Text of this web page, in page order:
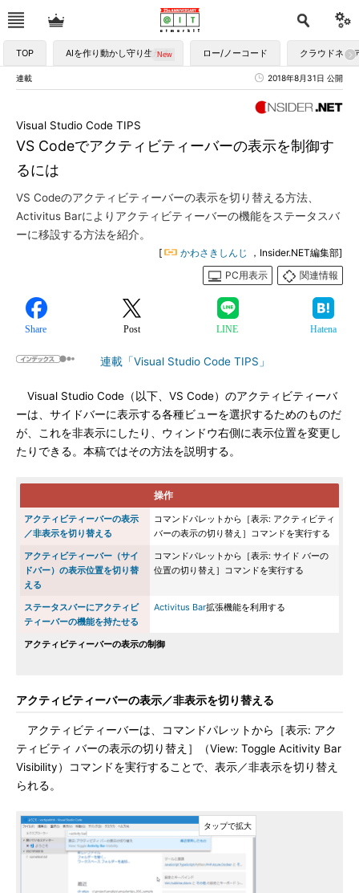
TOP AIを作り動かし守り生かす ロー/ノーコード クラウドネイ
連載 2018年8月31日 公開
VS Codeでアクティビティーバーの表示を制御す
るには
Visual Studio Code TIPS
VS Codeのアクティビティーバーの表示を切り替える方法、
Activitus Barによりアクティビティーバーの機能をステータスバ
ーに移設する方法を紹介。
[ かわさきしんじ
，Insider.NET編集部]
PC用表示
関連情報
Share Post LINE Hatena
連載「Visual Studio Code TIPS」
Visual Studio Code（以下、VS Code）のアクティビティーバ
ーは、サイドバーに表示する各種ビューを選択するためのものだ
が、これを非表示にしたり、ウィンドウ右側に表示位置を変更し
たりできる。本稿ではその方法を説明する。
操作
アクティビティーバーの表示
／非表示を切り替える
コマンドパレットから［表示: アクティビティ
バーの表示の切り替え］コマンドを実行する
アクティビティーバー（サイ
ドバー）の表示位置を切り替
える
コマンドパレットから［表示: サイド バーの
位置の切り替え］コマンドを実行する
ステータスバーにアクティビ
ティーバーの機能を持たせる
Activitus Bar拡張機能を利用する
アクティビティーバーの表示の制御
アクティビティーバーの表示／非表示を切り替える
アクティビティーバーは、コマンドパレットから［表示: アク
ティビティ バーの表示の切り替え］（View: Toggle Acitivity Bar
Visibility）コマンドを実行することで、表示／非表示を切り替え
られる。